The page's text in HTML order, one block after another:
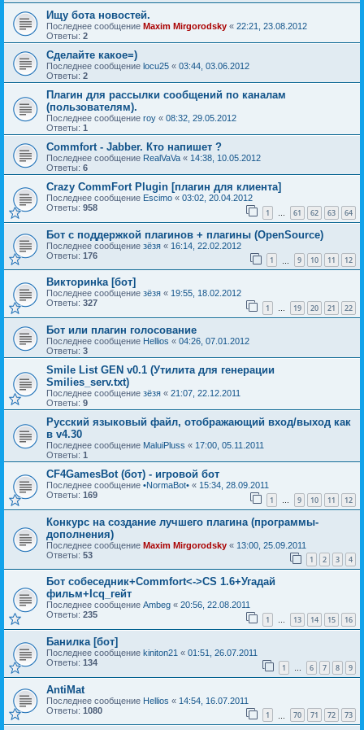
Ищу бота новостей.
Последнее сообщение Maxim Mirgorodsky « 22:21, 23.08.2012
Ответы: 2
Сделайте какое=)
Последнее сообщение locu25 « 03:44, 03.06.2012
Ответы: 2
Плагин для рассылки сообщений по каналам
(пользователям).
Последнее сообщение roy « 08:32, 29.05.2012
Ответы: 1
Commfort - Jabber. Кто напишет ?
Последнее сообщение RealVaVa « 14:38, 10.05.2012
Ответы: 6
Crazy CommFort Plugin [плагин для клиента]
Последнее сообщение Escimo « 03:02, 20.04.2012
Ответы: 958 1 … 61 62 63 64
Бот с поддержкой плагинов + плагины (OpenSource)
Последнее сообщение зёзя « 16:14, 22.02.2012
Ответы: 176 1 9 10 11 12
Викторинkа [бот]
Последнее сообщение зёзя « 19:55, 18.02.2012
Ответы: 327 1 … 19 20 21 22
Бот или плагин голосование
Последнее сообщение Hellios « 04:26, 07.01.2012
Ответы: 3
Smile List GEN v0.1 (Утилита для генерации
Smilies_serv.txt)
Последнее сообщение зёзя « 21:07, 22.12.2011
Ответы: 9
Русский языковый файл, отображающий вход/выход как
в v4.30
Последнее сообщение MaluiPluss « 17:00, 05.11.2011
Ответы: 1
CF4GamesBot (бот) - игровой бот
Последнее сообщение •NormaBot• « 15:34, 28.09.2011
Ответы: 169 1 … 9 10 11 12
Конкурс на создание лучшего плагина (программы-
дополнения)
Последнее сообщение Maxim Mirgorodsky « 13:00, 25.09.2011
Ответы: 53 1 2 3 4
Бот собеседник+Commfort<->CS 1.6+Угадай
фильм+Icq_гейт
Последнее сообщение Ambeg « 20:56, 22.08.2011
Ответы: 235 1 … 13 14 15 16
Банилка [бот]
Последнее сообщение kiniton21 « 01:51, 26.07.2011
Ответы: 134 1 6 7 8 9
AntiMat
Последнее сообщение Hellios « 14:54, 16.07.2011
Ответы: 1080 1 70 71 72 73